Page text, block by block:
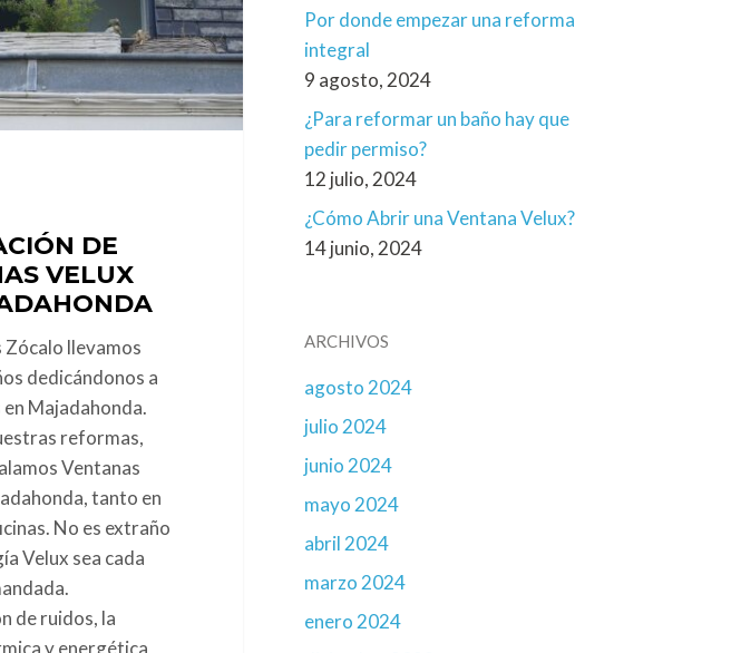
DE
VELUX
Zócalo llevamos
dedicándonos a
Majadahonda.
reformas,
Ventanas
tanto en
No es extraño
Velux sea cada
de ruidos, la
y energética
Por donde empezar una reforma
integral
9 agosto, 2024
¿Para reformar un baño hay que
pedir permiso?
12 julio, 2024
¿Cómo Abrir una Ventana Velux?
14 junio, 2024
ARCHIVOS
agosto 2024
julio 2024
junio 2024
mayo 2024
abril 2024
marzo 2024
enero 2024